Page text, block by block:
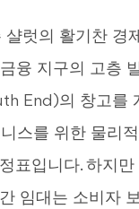
샬럿의 활기찬 경
융 지구의 고층
End)의 창고를
스를 위한 물리
표입니다. 하지
임대는 소비자